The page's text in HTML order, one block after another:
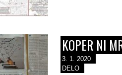
KOPER NI
3. 1. 2020
DELO